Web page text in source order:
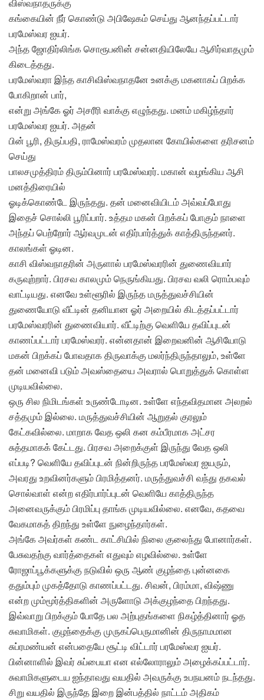
விஸ்வநாதருக்கு
கங்கையின் நீர் கொண்டு அபிஷேகம் செய்து ஆனந்தப்பட்டார்
பரமேஸ்வர ஐயர்.
அந்த ஜோதிர்லிங்க சொரூபனின் சன்னதியிலேயே ஆசிர்வாதமும்
கிடைத்தது.
பரமேஸ்வரா இந்த காசிவிஸ்வநாதனே உனக்கு மகனாகப் பிறக்க
போகிறான் பார்,
என்று அங்கே ஓர் அசரீரி வாக்கு எழுந்தது. மனம் மகிழ்ந்தார்
பரமேஸ்வர ஐயர். அதன்
பின் பூரி, திருப்பதி, ராமேஸ்வரம் முதலான கோயில்களை தரிசனம்
செய்து
பாலசமுத்திரம் திரும்பினார் பரமேஸ்வரர். மகான் வழங்கிய ஆசி
மனத்திரையில்
ஓடிக்கொண்டே இருந்தது. தன் மனைவியிடம் அவ்வப்போது
இதைச் சொல்லி பூரிப்பார். உத்தம மகன் பிறக்கப் போகும் நாளை
அந்தப் பெற்றோர் ஆர்வமுடன் எதிர்பார்த்துக் காத்திருந்தனர்.
காலங்கள் ஓடின.
காசி விஸ்வநாதரின் அருளால் பரமேஸ்வரரின் துணைவியார்
கருவுற்றார். பிரசவ காலமும் நெருங்கியது. பிரசவ வலி ரொம்பவும்
வாட்டியது. எனவே உள்ளூரில் இருந்த மருத்துவச்சியின்
துணையோடு வீட்டின் தனியான ஓர் அறையில் கிடத்தப்பட்டார்
பரமேஸ்வரரின் துணைவியார். வீட்டிற்கு வெளியே தவிப்புடன்
காணப்பட்டார் பரமேஸ்வரர். என்னதான் இறைவனின் ஆசியோடு
மகன் பிறக்கப் போவதாக திருவாக்கு மலர்ந்திருந்தாலும், உள்ளே
தன் மனைவி படும் அவஸ்தையை அவரால் பொறுத்துக் கொள்ள
முடியவில்லை.
ஒரு சில நிமிடங்கள் உருண்டோடின. உள்ளே எந்தவிதமான அலறல்
சத்தமும் இல்லை. மருத்துவச்சியின் ஆறுதல் குரலும்
கேட்கவில்லை. மாறாக வேத ஒலி கன கம்பீரமாக அட்சர
சுத்தமாகக் கேட்டது. பிரசவ அறைக்குள் இருந்து வேத ஒலி
எப்படி? வெளியே தவிப்புடன் நின்றிருந்த பரமேஸ்வர ஐயரும்,
அவரது உறவினர்களும் பிரமித்தனர். மருத்துவச்சி வந்து தகவல்
சொல்வாள் என்ற எதிர்பார்ப்புடன் வெளியே காத்திருந்த
அனைவருக்கும் பிரமிப்பு தாங்க முடியவில்லை. எனவே, கதவை
வேகமாகத் திறந்து உள்ளே நுழைந்தார்கள்.
அங்கே அவர்கள் கண்ட காட்சியில் நிலை குலைந்து போனார்கள்.
பேசுவதற்கு வார்த்தைகள் எதுவும் எழவில்லை. உள்ளே
ரோஜாப்பூக்களுக்கு நடுவில் ஒரு ஆண் குழந்தை புன்னகை
ததும்பும் முகத்தோடு காணப்பட்டது. சிவன், பிரம்மா, விஷ்ணு
என்ற மும்மூர்த்திகளின் அருளோடு அக்குழந்தை பிறந்தது.
இவ்வாறு பிறக்கும் போதே பல அற்புதங்களை நிகழ்த்தினார் ஓத
சுவாமிகள். குழந்தைக்கு முருகப்பெருமானின் திருநாமமான
சுப்ரமண்யன் என்பதையே சூட்டி விட்டார் பரமேஸ்வர ஐயர்.
பின்னாளில் இவர் சுப்பையா என எல்லோராலும் அழைக்கப்பட்டார்.
சுவாமிகளுடைய ஐந்தாவது வயதில் அவருக்கு உபநயனம் நடந்தது.
சிறு வயதில் இருந்தே இறை இன்பத்தில் நாட்டம் அதிகம்